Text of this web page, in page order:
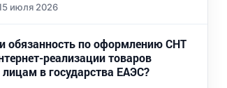
июля 2026
обязанность по оформлению СНТ
реализации товаров
в государства ЕАЭС?